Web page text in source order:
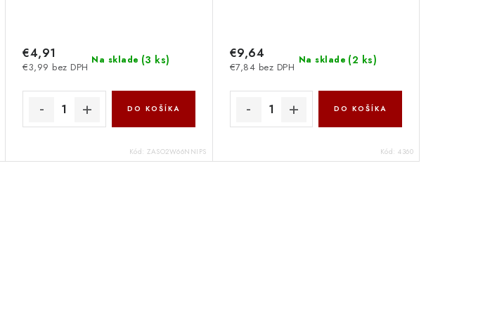
Na sklade (3 ks)
€3,99 bez DPH
€4,91
DO KOŠÍKA
Kód: ZASO2W66NNIPS
Na sklade (2 ks)
€7,84 bez DPH
€9,64
DO KOŠÍKA
Kód: 4360